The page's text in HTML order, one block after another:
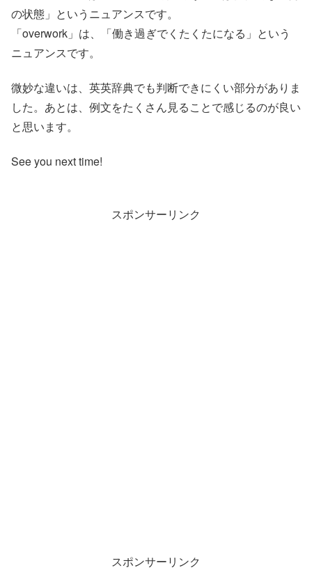
の状態」というニュアンスです。
「overwork」は、「働き過ぎでくたくたになる」という
ニュアンスです。
微妙な違いは、英英辞典でも判断できにくい部分がありま
した。あとは、例文をたくさん見ることで感じるのが良い
と思います。
See you next time!
スポンサーリンク
スポンサーリンク